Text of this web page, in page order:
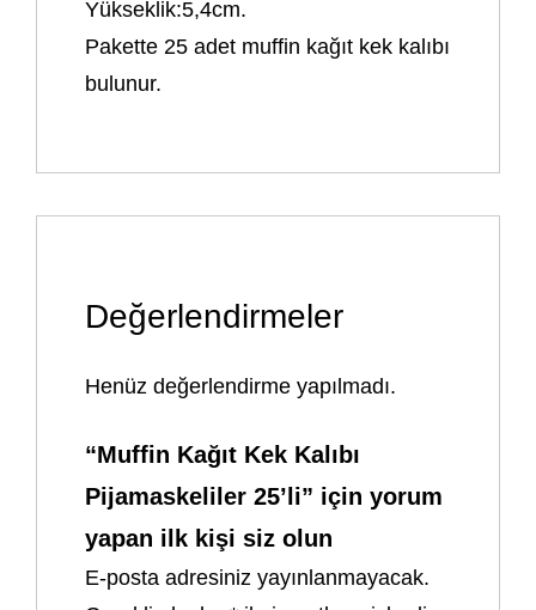
Yükseklik:5,4cm.
Pakette 25 adet muffin kağıt kek kalıbı
bulunur.
Değerlendirmeler
Henüz değerlendirme yapılmadı.
“Muffin Kağıt Kek Kalıbı
Pijamaskeliler 25’li” için yorum
yapan ilk kişi siz olun
E-posta adresiniz yayınlanmayacak.